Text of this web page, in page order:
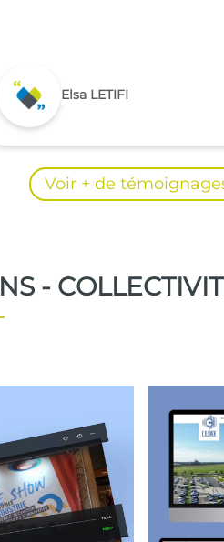
Elsa LETIFI
Voir + de
-